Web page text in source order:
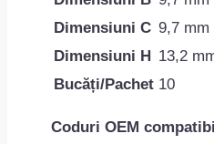
Dimensiuni C 9,7 mm
Dimensiuni H 13,2
Bucăți/Pachet 10
Coduri OEM